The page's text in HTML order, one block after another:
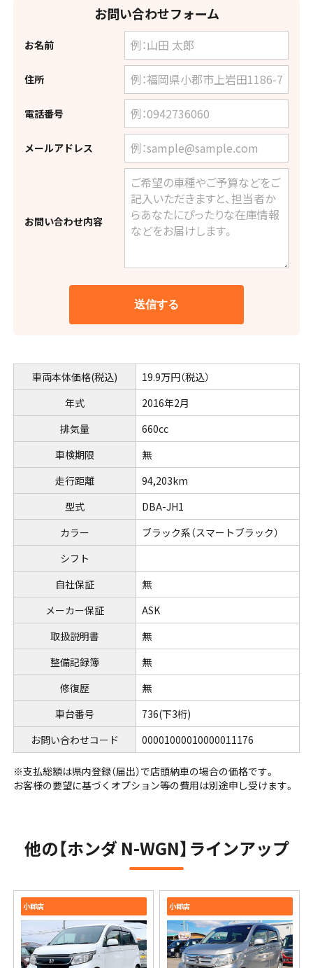
お問い合わせフォーム
お名前
住所
電話番号
メールアドレス
お問い合わせ内容
車両本体価格(税込)
19.9万円（税込）
年式
2016年2月
排気量
660cc
車検期限
無
走行距離
94,203km
型式
DBA-JH1
カラー
ブラック系（スマートブラック）
シフト
自社保証
無
メーカー保証
ASK
取扱説明書
無
整備記録簿
無
修復歴
無
車台番号
736(下3桁)
お問い合わせコード
00001000010000011176
※⽀払総額は県内登録（届出）で店頭納⾞の場合の価格です。
お客様の要望に基づくオプション等の費⽤は別途申し受けます。
他の【ホンダ N-WGN】ラインアップ
小郡店 小郡店